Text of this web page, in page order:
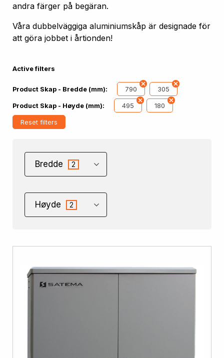
andra färger på begäran.
Våra dubbelväggiga aluminiumskåp är designade för
att göra jobbet i årtionden!
Active filters
Product Skap - Bredde (mm): 790 305
Product Skap - Høyde (mm): 495 180
Reset filters
Bredde 2
Høyde 2